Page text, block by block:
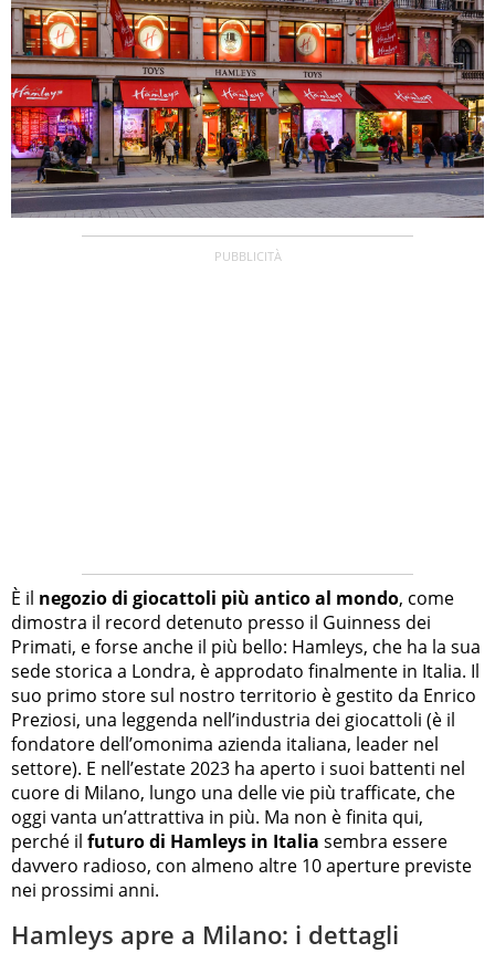
È il negozio di giocattoli più antico al mondo, come
dimostra il record detenuto presso il Guinness dei
Primati, e forse anche il più bello: Hamleys, che ha la sua
sede storica a Londra, è approdato finalmente in Italia. Il
suo primo store sul nostro territorio è gestito da Enrico
Preziosi, una leggenda nell’industria dei giocattoli (è il
fondatore dell’omonima azienda italiana, leader nel
settore). E nell’estate 2023 ha aperto i suoi battenti nel
cuore di Milano, lungo una delle vie più trafficate, che
oggi vanta un’attrattiva in più. Ma non è finita qui,
perché il futuro di Hamleys in Italia sembra essere
davvero radioso, con almeno altre 10 aperture previste
nei prossimi anni.
Hamleys apre a Milano: i dettagli